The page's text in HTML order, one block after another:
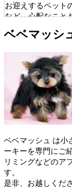
お迎えするペット
など、心配なこと
は、獣医師によ
ダーが販売・購入
も安心してお迎
購入をお考えの際
2021.1.31
ヨークシャーテ
成としつけを行
からお買い求めい
ベドールでは、ヨ
験豊富なブリーダ
また、飼い主さん
す。ヨークシャー
店にご相談下さい
ベベマッシ
ベベマッシュ は小
ーキーを専門にご
リミングなどのア
す。
是非、お越しくださ